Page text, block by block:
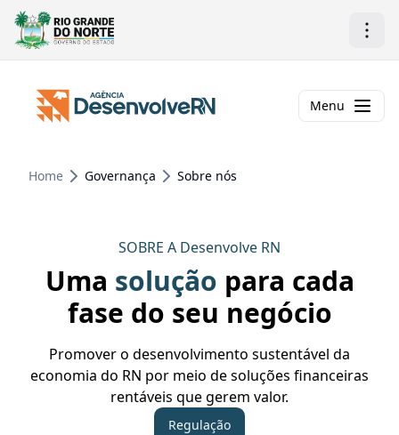
Menu
Home Governança Sobre nós
SOBRE A Desenvolve RN
Uma solução para cada
fase do seu negócio
Promover o desenvolvimento sustentável da
economia do RN por meio de soluções financeiras
rentáveis que gerem valor.
Regulação